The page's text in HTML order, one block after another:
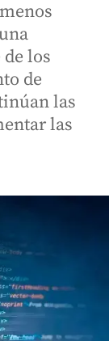
los
de
las
las